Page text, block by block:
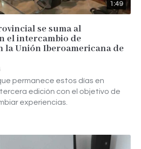
1:49
se suma al
el intercambio de
la Unión Iberoamericana de
permanece estos días en
edición con el objetivo de
experiencias.